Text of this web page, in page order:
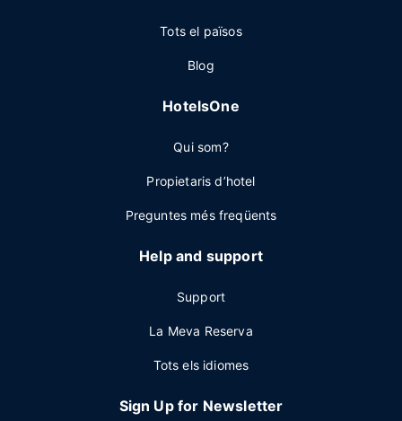
Tots el països
Blog
HotelsOne
Qui som?
Propietaris d’hotel
Preguntes més freqüents
Help and support
Support
La Meva Reserva
Tots els idiomes
Sign Up for Newsletter